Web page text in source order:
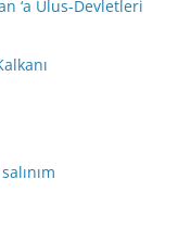
‘a Ulus-Devletleri